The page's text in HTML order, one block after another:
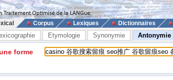
Corpus Lexiques Dictionnaires
Etymologie Synonymie Antonymie
forme